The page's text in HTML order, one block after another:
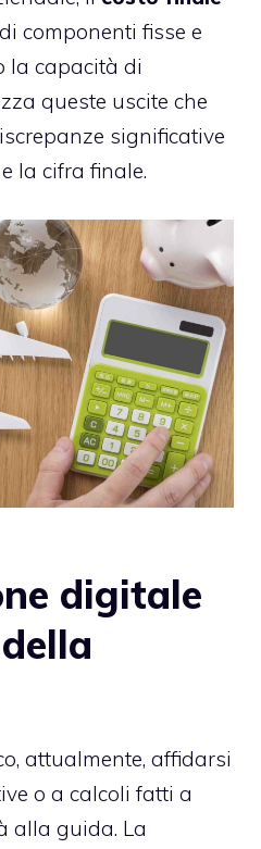
componenti fisse e
la capacità di
queste uscite che
significative
la cifra finale.
digitale
attualmente, affidarsi
o a calcoli fatti a
alla guida. La